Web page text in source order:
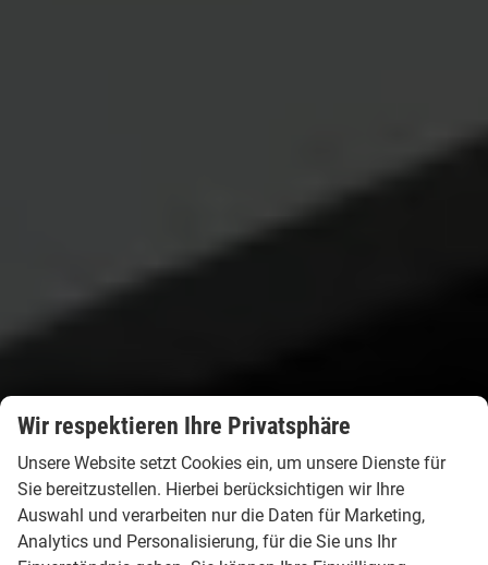
Wir respektieren Ihre Privatsphäre
Unsere Website setzt Cookies ein, um unsere Dienste für
Sie bereitzustellen. Hierbei berücksichtigen wir Ihre
Auswahl und verarbeiten nur die Daten für Marketing,
Analytics und Personalisierung, für die Sie uns Ihr